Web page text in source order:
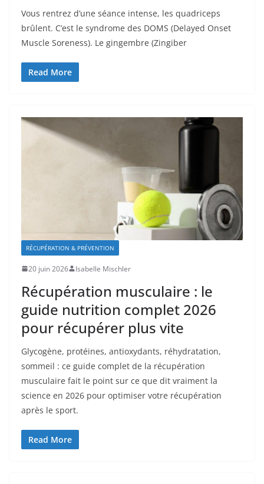
Vous rentrez d’une séance intense, les quadriceps
brûlent. C’est le syndrome des DOMS (Delayed Onset
Muscle Soreness). Le gingembre (Zingiber
Read More
RÉCUPÉRATION & PRÉVENTION
20 juin 2026 Isabelle Mischler
Récupération musculaire : le
guide nutrition complet 2026
pour récupérer plus vite
Glycogène, protéines, antioxydants, réhydratation,
sommeil : ce guide complet de la récupération
musculaire fait le point sur ce que dit vraiment la
science en 2026 pour optimiser votre récupération
après le sport.
Read More